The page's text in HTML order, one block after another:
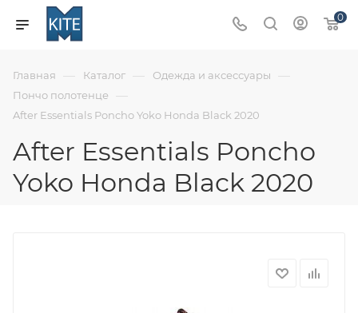
0
Главная — Каталог — Одежда и аксессуары —
Пончо полотенце —
After Essentials Poncho Yoko Honda Black 2020
After Essentials Poncho
Yoko Honda Black 2020